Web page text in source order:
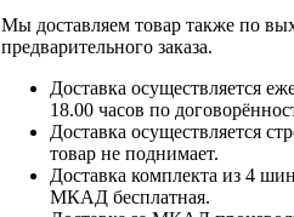
Мы доставляем товар также по
предварительного заказа.
Доставка осуществляется
18.00 часов по
Доставка осуществляется
товар не поднимает.
Доставка комплекта из 4
МКАД бесплатная.